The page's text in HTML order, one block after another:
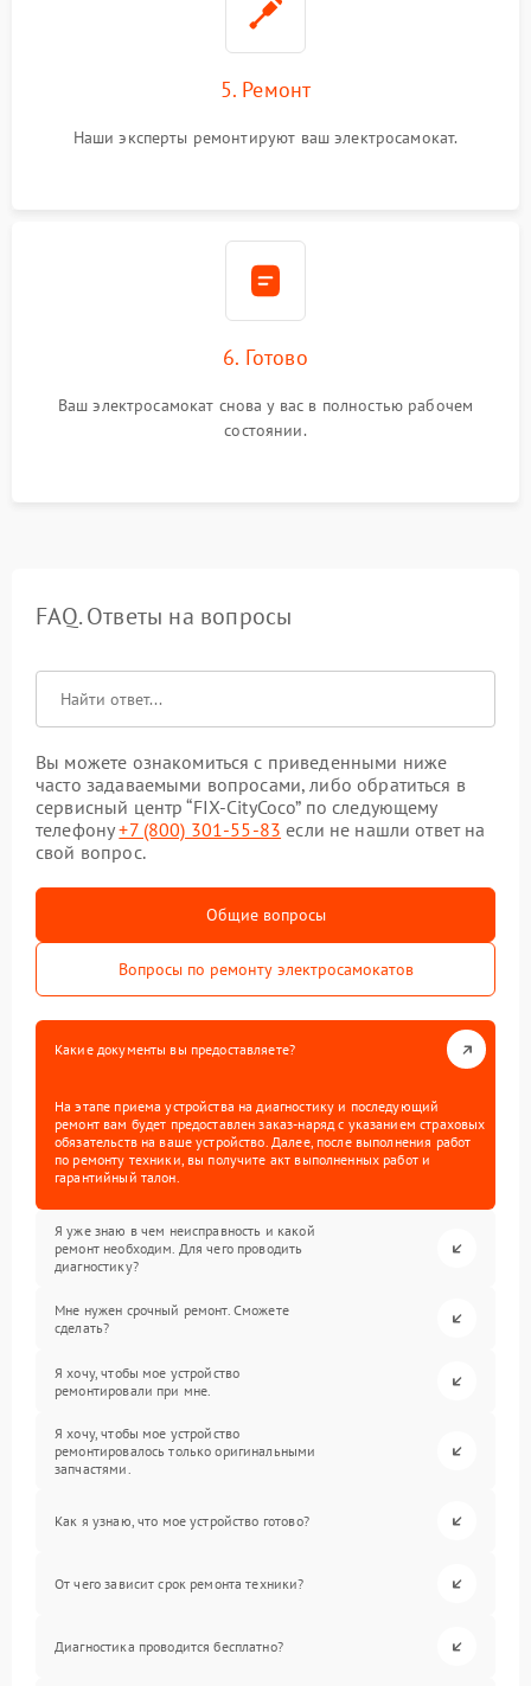
5. Ремонт
Наши эксперты ремонтируют ваш электросамокат.
6. Готово
Ваш электросамокат снова у вас в полностью рабочем
состоянии.
FAQ. Ответы на вопросы
Вы можете ознакомиться с приведенными ниже
часто задаваемыми вопросами, либо обратиться в
сервисный центр “FIX-CityCoco” по следующему
телефону+7 (800) 301-55-83 если не нашли ответ на
свой вопрос.
Общие вопросы
Вопросы по ремонту электросамокатов
Какие документы вы предоставляете?
На этапе приема устройства на диагностику и последующий
ремонт вам будет предоставлен заказ-наряд с указанием страховых
обязательств на ваше устройство. Далее, после выполнения работ
по ремонту техники, вы получите акт выполненных работ и
гарантийный талон.
Я уже знаю в чем неисправность и какой
ремонт необходим. Для чего проводить
диагностику?
Мне нужен срочный ремонт. Сможете
сделать?
Я хочу, чтобы мое устройство
ремонтировали при мне.
Я хочу, чтобы мое устройство
ремонтировалось только оригинальными
запчастями.
Как я узнаю, что мое устройство готово?
От чего зависит срок ремонта техники?
Диагностика проводится бесплатно?